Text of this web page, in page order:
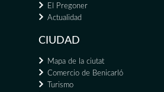
El Pregoner
Actualidad
CIUDAD
Mapa de la ciutat
Comercio de Benicarló
Turismo